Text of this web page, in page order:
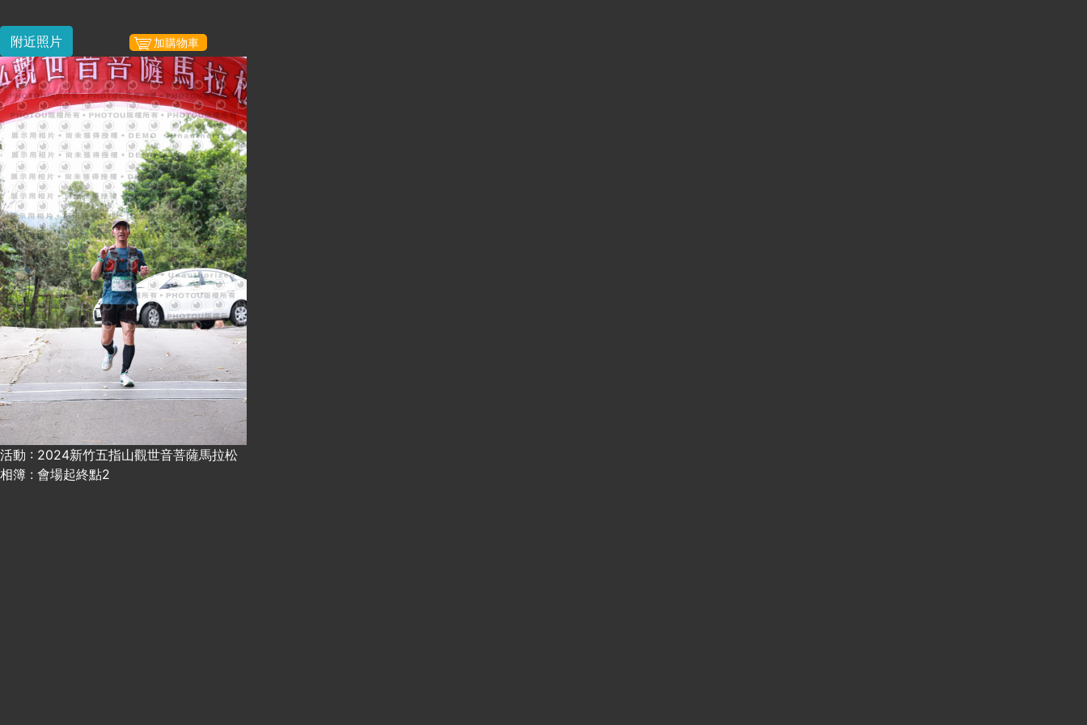
附近照片 加購物車
活動 : 2024新竹五指山觀世音菩薩馬拉松
相簿 : 會場起終點2